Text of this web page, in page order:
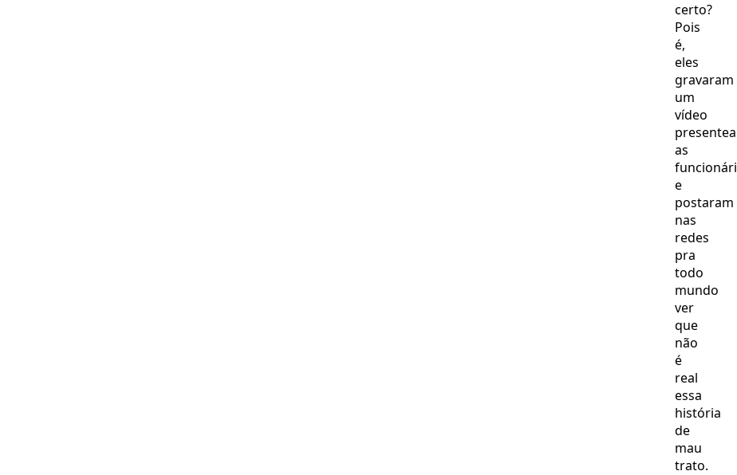
certo?
Pois
é,
eles
gravaram
um
vídeo
as
e
postaram
nas
redes
pra
todo
mundo
ver
que
não
é
real
essa
história
de
mau
trato.